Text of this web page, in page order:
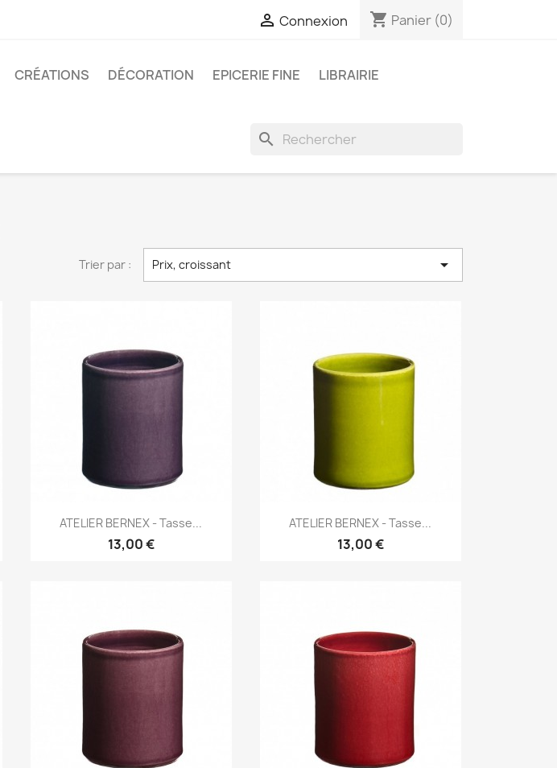
 Connexion shopping_cart Panier (0)
CRÉATIONS DÉCORATION EPICERIE FINE
LIBRAIRIE
search
Trier par : Prix, croissant 
Aperçu rapide
ATELIER BERNEX - Tasse...
13,00 €
Aperçu rapide
ATELIER BERNEX - Tasse...
13,00 €